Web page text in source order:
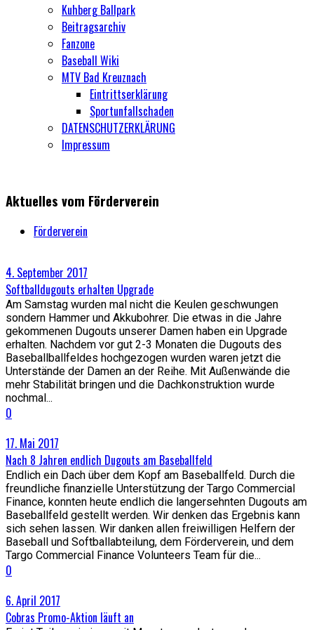
Kuhberg Ballpark
Beitragsarchiv
Fanzone
Baseball Wiki
MTV Bad Kreuznach
Eintrittserklärung
Sportunfallschaden
DATENSCHUTZERKLÄRUNG
Impressum
Aktuelles vom Förderverein
Förderverein
4. September 2017
Softballdugouts erhalten Upgrade
Am Samstag wurden mal nicht die Keulen geschwungen
sondern Hammer und Akkubohrer. Die etwas in die Jahre
gekommenen Dugouts unserer Damen haben ein Upgrade
erhalten. Nachdem vor gut 2-3 Monaten die Dugouts des
Baseballballfeldes hochgezogen wurden waren jetzt die
Unterstände der Damen an der Reihe. Mit Außenwände die
mehr Stabilität bringen und die Dachkonstruktion wurde
nochmal...
0
17. Mai 2017
Nach 8 Jahren endlich Dugouts am Baseballfeld
Endlich ein Dach über dem Kopf am Baseballfeld. Durch die
freundliche finanzielle Unterstützung der Targo Commercial
Finance, konnten heute endlich die langersehnten Dugouts am
Baseballfeld gestellt werden. Wir denken das Ergebnis kann
sich sehen lassen. Wir danken allen freiwilligen Helfern der
Baseball und Softballabteilung, dem Förderverein, und dem
Targo Commercial Finance Volunteers Team für die...
0
6. April 2017
Cobras Promo-Aktion läuft an